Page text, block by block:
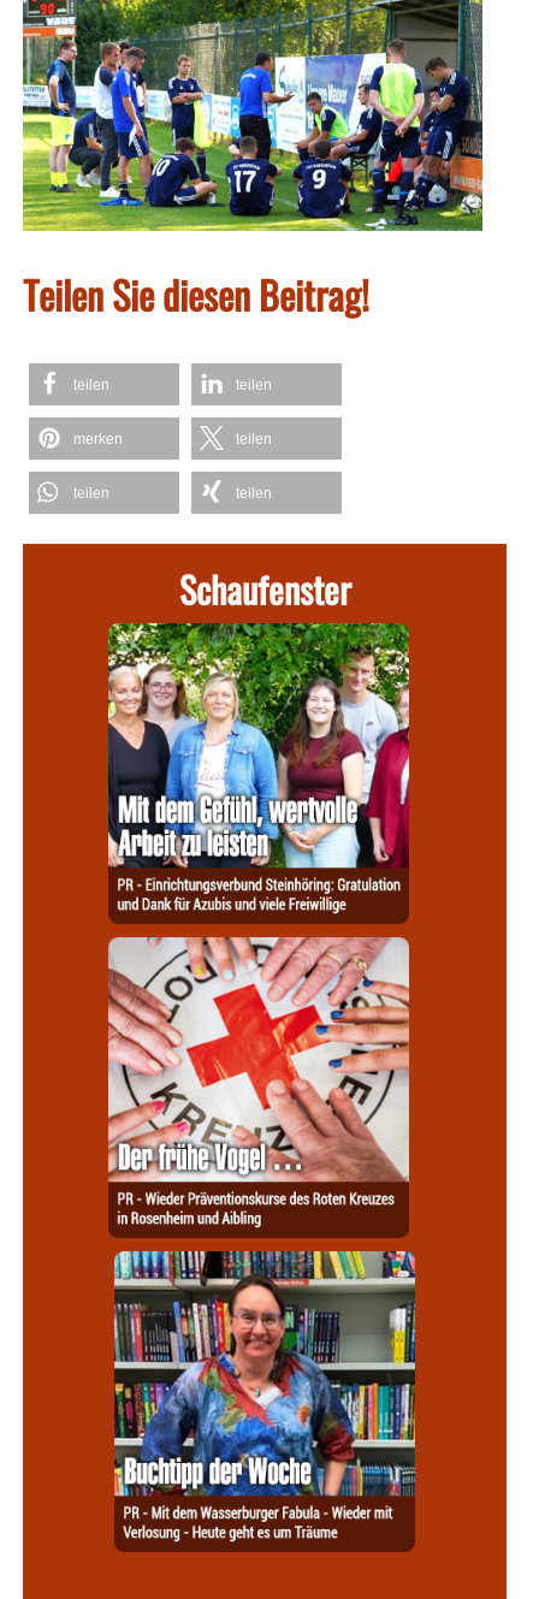
Teilen Sie diesen Beitrag!
teilen teilen
merken teilen
teilen teilen
Schaufenster